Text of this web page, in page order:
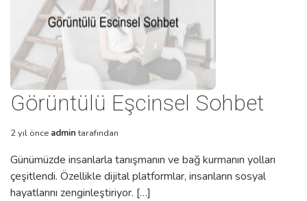
Görüntülü Eşcinsel Sohbet
2 yıl önce admintarafından
Günümüzde insanlarla tanışmanın ve bağ kurmanın yolları
çeşitlendi. Özellikle dijital platformlar, insanların sosyal
hayatlarını zenginleştiriyor. […]